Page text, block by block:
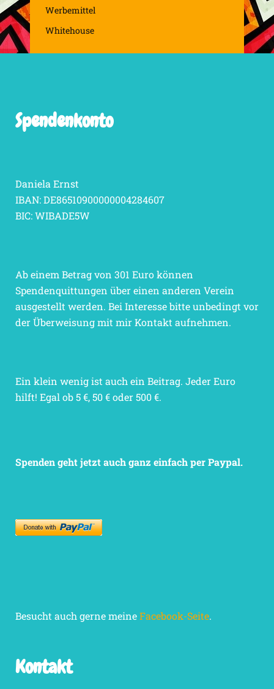
Werbemittel
Whitehouse
Spendenkonto
Daniela Ernst
IBAN: DE86510900000004284607
BIC: WIBADE5W
Ab einem Betrag von 301 Euro können
Spendenquittungen über einen anderen Verein
ausgestellt werden. Bei Interesse bitte unbedingt vor
der Überweisung mit mir Kontakt aufnehmen.
Ein klein wenig ist auch ein Beitrag. Jeder Euro
hilft! Egal ob 5 €, 50 € oder 500 €.
Spenden geht jetzt auch ganz einfach per Paypal.
Besucht auch gerne meineFacebook-Seite.
Kontakt